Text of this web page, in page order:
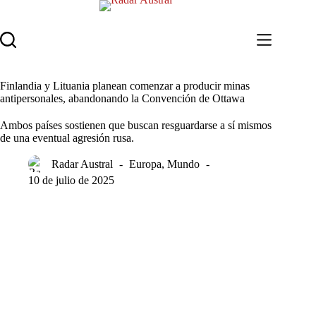
contenido
Finlandia y Lituania planean comenzar a producir minas
antipersonales, abandonando la Convención de Ottawa
Ambos países sostienen que buscan resguardarse a sí mismos
de una eventual agresión rusa.
Radar Austral Europa, Mundo
10 de julio de 2025